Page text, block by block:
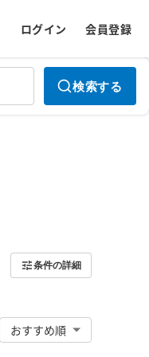
ログイン 会員登録
検索する
条件の詳細
おすすめ順